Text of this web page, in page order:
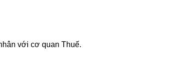
với cơ quan Thuế.